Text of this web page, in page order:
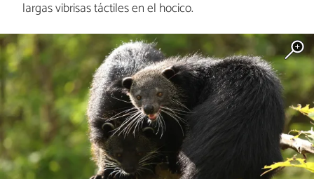
largas vibrisas táctiles en el hocico.